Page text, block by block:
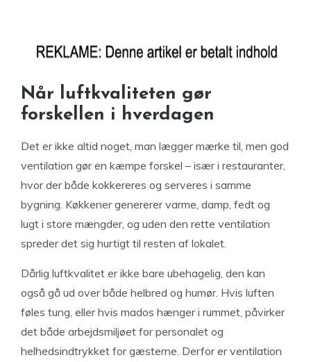
Når luftkvaliteten gør
forskellen i hverdagen
Det er ikke altid noget, man lægger mærke til, men god
ventilation gør en kæmpe forskel – især i restauranter,
hvor der både kokkereres og serveres i samme
bygning. Køkkener genererer varme, damp, fedt og
lugt i store mængder, og uden den rette ventilation
spreder det sig hurtigt til resten af lokalet.
Dårlig luftkvalitet er ikke bare ubehagelig, den kan
også gå ud over både helbred og humør. Hvis luften
føles tung, eller hvis mados hænger i rummet, påvirker
det både arbejdsmiljøet for personalet og
helhedsindtrykket for gæsterne. Derfor er ventilation